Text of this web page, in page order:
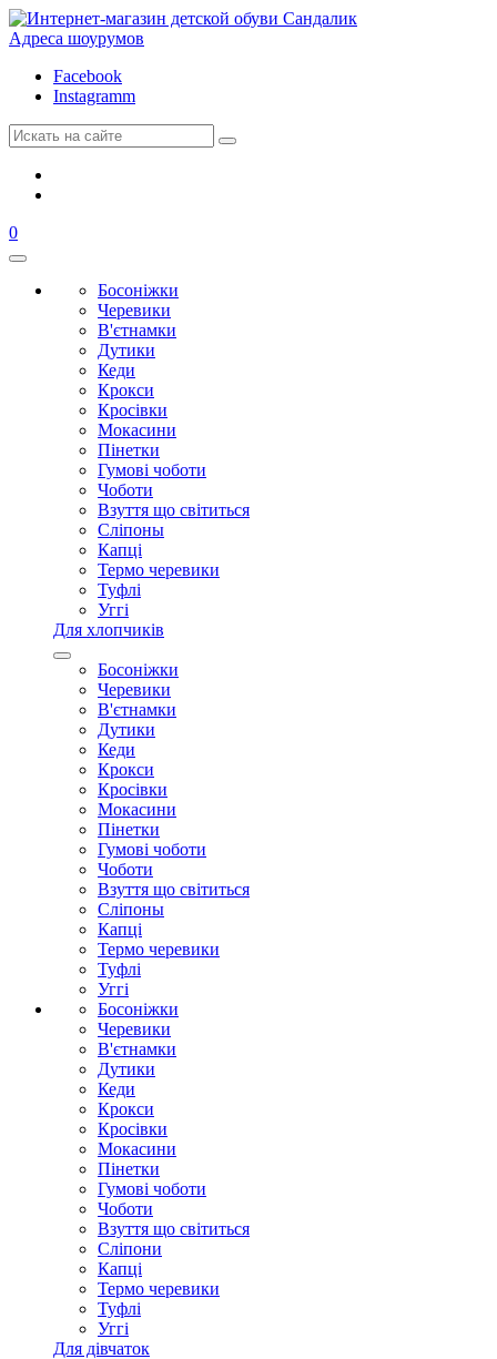
Адреса шоурумов
Facebook
Instagramm
0
Босоніжки
Черевики
В'єтнамки
Дутики
Кеди
Крокси
Кросівки
Мокасини
Пінетки
Гумові чоботи
Чоботи
Взуття що світиться
Сліпоны
Капці
Термо черевики
Туфлі
Уггі
Для хлопчиків
Босоніжки
Черевики
В'єтнамки
Дутики
Кеди
Крокси
Кросівки
Мокасини
Пінетки
Гумові чоботи
Чоботи
Взуття що світиться
Сліпоны
Капці
Термо черевики
Туфлі
Уггі
Босоніжки
Черевики
В'єтнамки
Дутики
Кеди
Крокси
Кросівки
Мокасини
Пінетки
Гумові чоботи
Чоботи
Взуття що світиться
Сліпони
Капці
Термо черевики
Туфлі
Уггі
Для дівчаток